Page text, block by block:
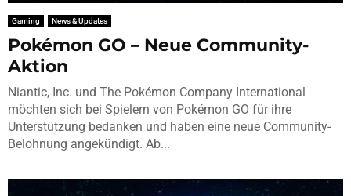
Gaming News & Updates
Pokémon GO – Neue Community-
Aktion
Niantic, Inc. und The Pokémon Company International
möchten sich bei Spielern von Pokémon GO für ihre
Unterstützung bedanken und haben eine neue Community-
Belohnung angekündigt. Ab...